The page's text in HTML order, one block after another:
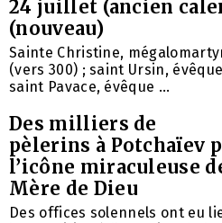
24 juillet (ancien
(nouveau)
Sainte Christine,
(vers 300) ; saint Ursin,
saint Pavace, évêque ...
Des milliers de
pèlerins à Potchaïev
l’icône miraculeuse
Mère de Dieu
Des offices solennels ont eu